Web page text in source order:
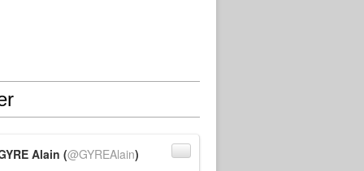
Alain (@GYREAlain)